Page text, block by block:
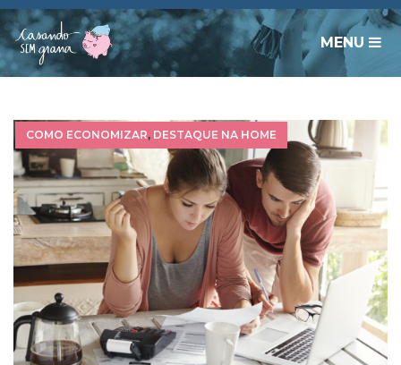
MENU
COMO ECONOMIZAR, DESTAQUE NA HOME